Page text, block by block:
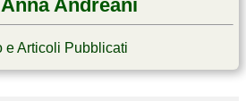
Andreani
e Articoli Pubblicati